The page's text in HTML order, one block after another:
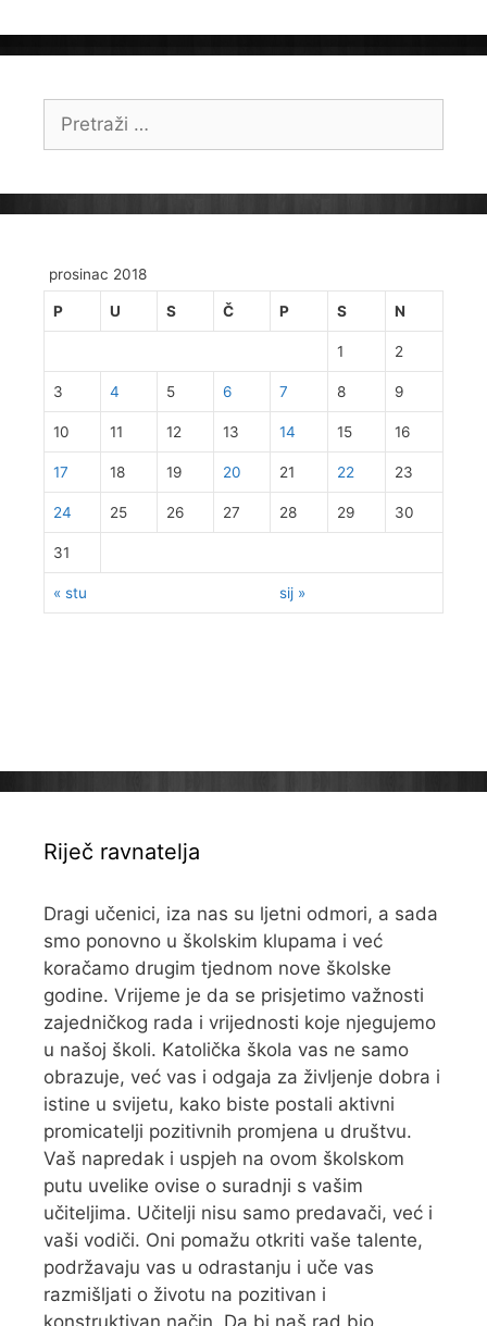
Pretraži:
prosinac 2018
P U S Č P S N
« stu sij »
1 2
3 4 5 6 7 8 9
10 11 12 13 14 15 16
17 18 19 20 21 22 23
24 25 26 27 28 29 30
31
Riječ ravnatelja
Dragi učenici, iza nas su ljetni odmori, a sada
smo ponovno u školskim klupama i već
koračamo drugim tjednom nove školske
godine. Vrijeme je da se prisjetimo važnosti
zajedničkog rada i vrijednosti koje njegujemo
u našoj školi. Katolička škola vas ne samo
obrazuje, već vas i odgaja za življenje dobra i
istine u svijetu, kako biste postali aktivni
promicatelji pozitivnih promjena u društvu.
Vaš napredak i uspjeh na ovom školskom
putu uvelike ovise o suradnji s vašim
učiteljima. Učitelji nisu samo predavači, već i
vaši vodiči. Oni pomažu otkriti vaše talente,
podržavaju vas u odrastanju i uče vas
razmišljati o životu na pozitivan i